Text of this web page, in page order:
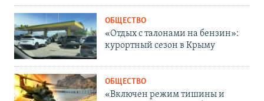
ОБЩЕСТВО
«Отдых с талонами на бензин»:
курортный сезон в Крыму
ОБЩЕСТВО
«Включен режим тишины и